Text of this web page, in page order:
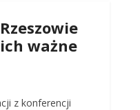
ważne
z konferencji